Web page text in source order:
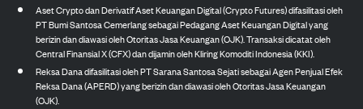
Aset Crypto dan Derivatif Aset Keuangan Digital (Crypto Futures) difasilitasi oleh
PT Bumi Santosa Cemerlang sebagai Pedagang Aset Keuangan Digital yang
berizin dan diawasi oleh Otoritas Jasa Keuangan (OJK). Transaksi dicatat oleh
Central Finansial X (CFX) dan dijamin oleh Kliring Komoditi Indonesia (KKI).
Reksa Dana difasilitasi oleh PT Sarana Santosa Sejati sebagai Agen Penjual Efek
Reksa Dana (APERD) yang berizin dan diawasi oleh Otoritas Jasa Keuangan
(OJK).